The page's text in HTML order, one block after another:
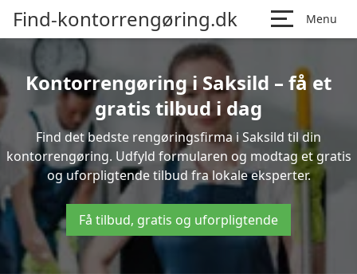
Find-kontorrengøring.dk Menu
Kontorrengøring i Saksild – få et
gratis tilbud i dag
Find det bedste rengøringsfirma i Saksild til din
kontorrengøring. Udfyld formularen og modtag et gratis
og uforpligtende tilbud fra lokale eksperter.
Få tilbud, gratis og uforpligtende